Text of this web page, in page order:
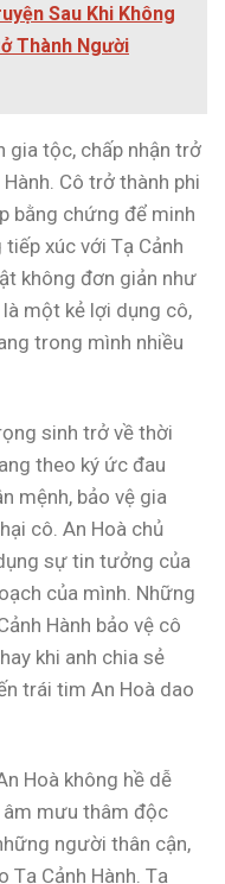
Sau Khi Không
Thành Người
gia tộc, chấp nhận trở
Cô trở thành phi
bằng chứng để minh
xúc với Tạ Cảnh
không đơn giản như
một kẻ lợi dụng cô,
trong mình nhiều
sinh trở về thời
theo ký ức đau
mệnh, bảo vệ gia
cô. An Hoà chủ
sự tin tưởng của
của mình. Những
Hành bảo vệ cô
khi anh chia sẻ
trái tim An Hoà dao
Hoà không hề dễ
âm mưu thâm độc
người thân cận,
Cảnh Hành. Tạ